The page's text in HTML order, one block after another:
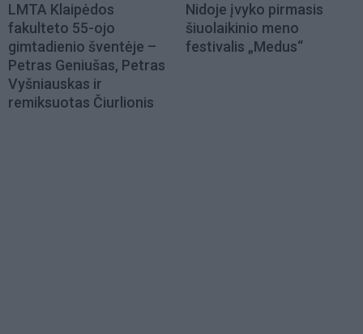
LMTA Klaipėdos
fakulteto 55-ojo
gimtadienio šventėje –
Petras Geniušas, Petras
Vyšniauskas ir
remiksuotas Čiurlionis
Nidoje įvyko pirmasis
šiuolaikinio meno
festivalis „Medus“